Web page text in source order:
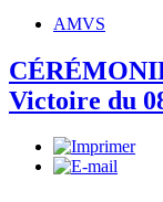
AMVS
Victoire du